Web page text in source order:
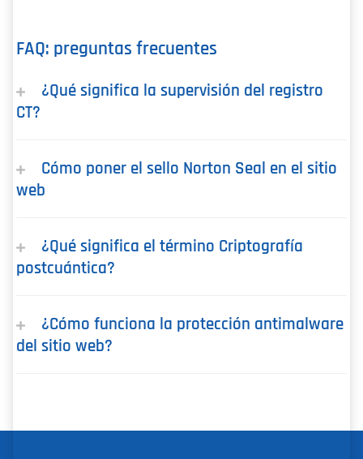
FAQ: preguntas frecuentes
¿Qué significa la supervisión del registro
CT?
Cómo poner el sello Norton Seal en el sitio
web
¿Qué significa el término Criptografía
postcuántica?
¿Cómo funciona la protección antimalware
del sitio web?